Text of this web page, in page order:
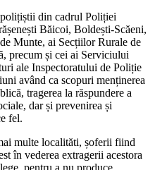
din cadrul Poliției
Băicoi, Boldești-Scăeni,
Munte, ai Secțiilor Rurale de
precum și cei ai Serviciului
ale Inspectoratului de Poliție
având ca scopuri menținerea
tragerea la răspundere a
dar și prevenirea și
fel.
multe localităti, șoferii fiind
în vederea extragerii acestora
pentru a nu produce